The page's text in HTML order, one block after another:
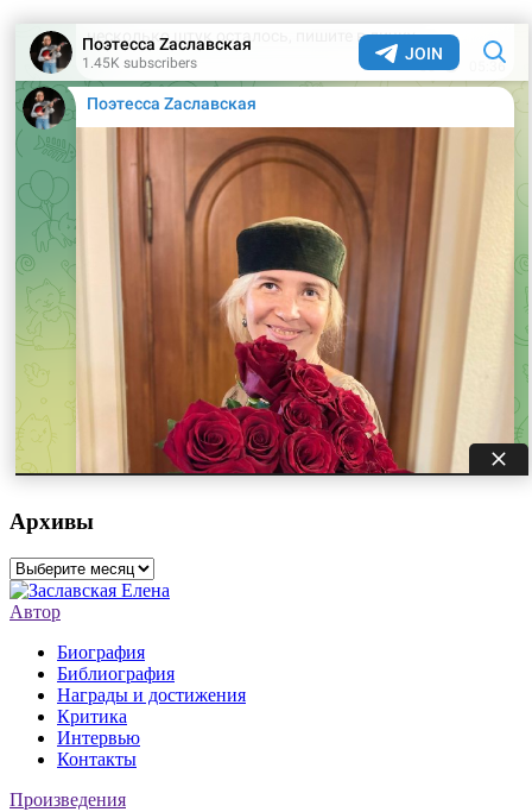
Архивы
Архивы
Автор
Биография
Библиография
Награды и достижения
Критика
Интервью
Контакты
Произведения